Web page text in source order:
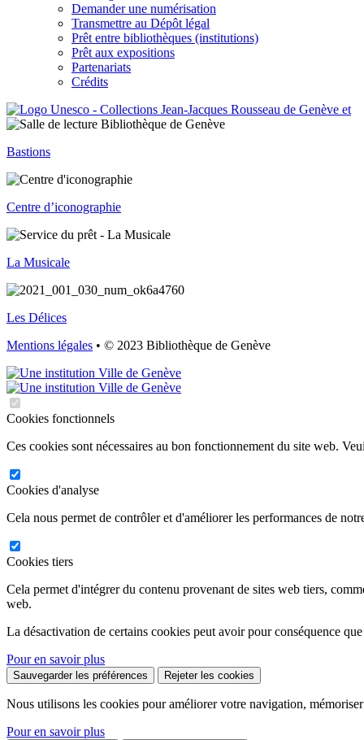
Demander une numérisation
Transmettre au Dépôt légal
Prêt entre bibliothèques (institutions)
Prêt aux expositions
Partenariats
Crédits
Bastions
Centre d’iconographie
La Musicale
Les Délices
Mentions légales • © 2023 Bibliothèque de Genève
Cookies fonctionnels
Ces cookies sont nécessaires au bon fonctionnement du site web.
Cookies d'analyse
Cela nous permet de contrôler et d'améliorer les performances de
Cookies tiers
Cela permet d'intégrer du contenu provenant de sites web tiers,
web.
La désactivation de certains cookies peut avoir pour conséquence
Pour en savoir plus
Sauvegarder les préférences Rejeter les cookies
Nous utilisons les cookies pour améliorer votre navigation,
Pour en savoir plus